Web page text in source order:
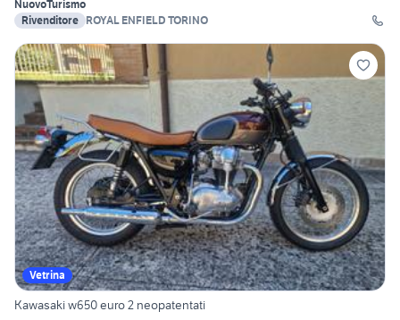
NuovoTurismo
Rivenditore ROYAL ENFIELD TORINO
Vetrina
Kawasaki w650 euro 2 neopatentati